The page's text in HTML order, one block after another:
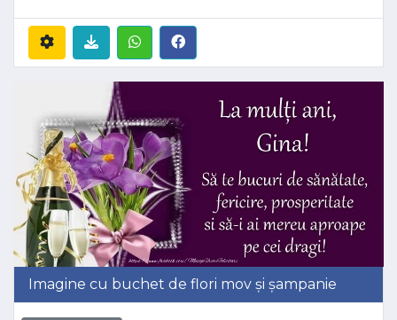
Imagine cu buchet de flori mov și șampanie